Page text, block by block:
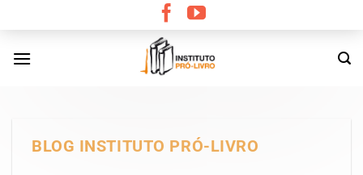
content
BLOG INSTITUTO PRÓ-LIVRO